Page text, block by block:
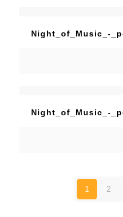
Night_of_Music_-
Night_of_Music_-
1 2